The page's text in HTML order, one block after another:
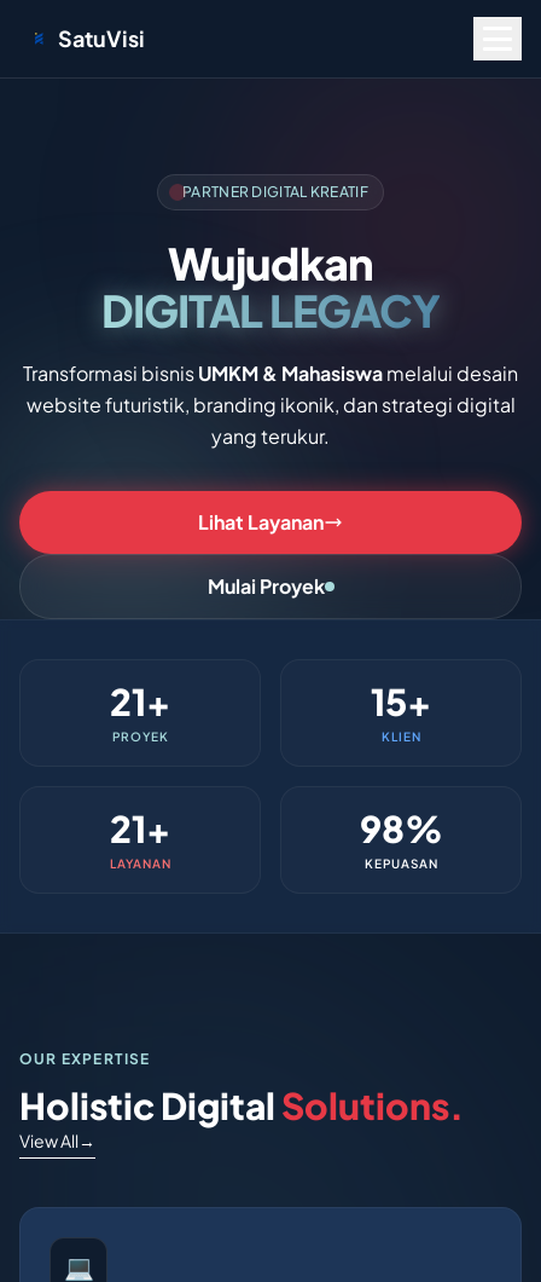
SatuVisi
PARTNER DIGITAL KREATIF
Wujudkan
DIGITAL LEGACY
Transformasi bisnisUMKM & Mahasiswamelalui desain
website futuristik, branding ikonik, dan strategi digital
yang terukur.
Lihat Layanan
Mulai Proyek
21+
PROYEK
15+
KLIEN
21+
LAYANAN
98%
KEPUASAN
OUR EXPERTISE
Holistic DigitalSolutions.
View All→
💻